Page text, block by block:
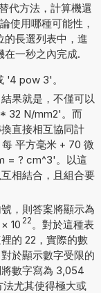
代方法，計算機還
使用哪種可能性，
的長選列表中，進
在一秒之內完成.
'4 pow 3'。
果就是，不僅可以
32 N/mm2'。而
直接相互協同計
平方毫米 + 70 微
= ? cm^3'。以這
相結合，且組合要
，則答案將顯示為
× 10 22 。對於這種表
的 22，實際的數
於顯示數字受限的
數字寫為 3,054
尤其使得極大或